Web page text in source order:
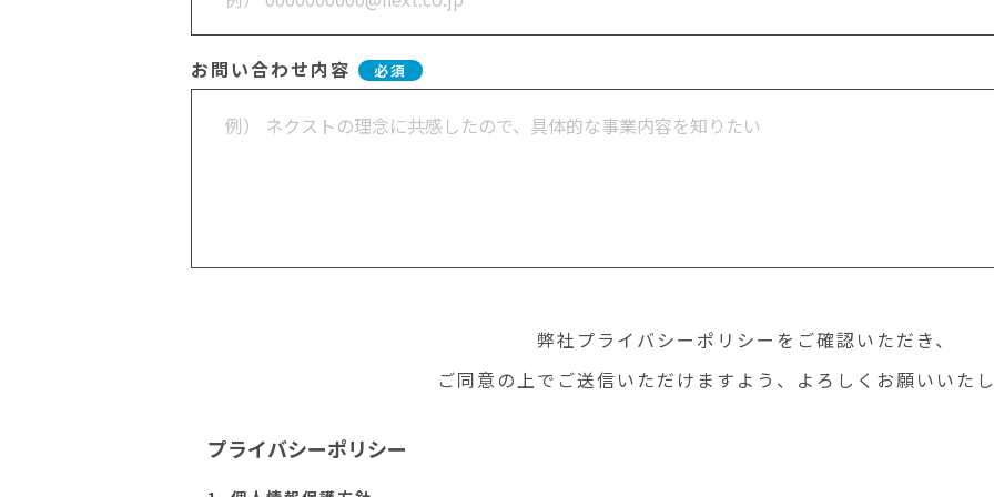
お問い合わせ内容 必須
弊社プライバシーポリシーをご確認いただき、
ご同意の上でご送信いただけますよう、よろしくお願いいた
プライバシーポリシー